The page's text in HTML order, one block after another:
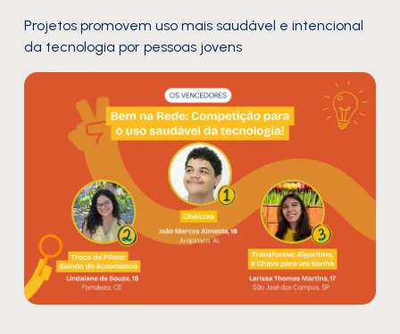
Projetos promovem uso mais saudável e intencional
da tecnologia por pessoas jovens